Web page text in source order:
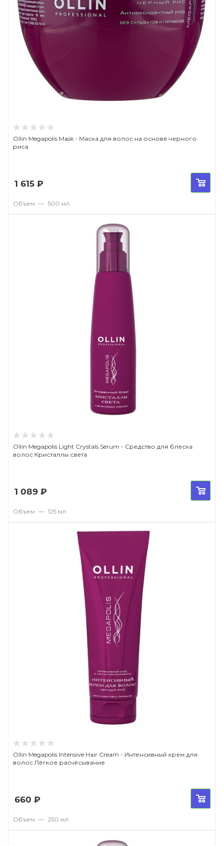
Ollin Megapolis Mask - Маска для волос на основе черного
риса
1 615 ₽
Объем — 500 мл
Ollin Megapolis Light Crystals Serum - Средство для блеска
волос Кристаллы света
1 089 ₽
Объем — 125 мл
Ollin Megapolis Intensive Hair Cream - Интенсивный крем для
волос Лёгкое расчёсывание
660 ₽
Объем — 250 мл